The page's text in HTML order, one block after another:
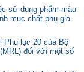
sử dụng phẩm màu
mục chất phụ gia
Phụ lục 20 của Bộ
đối với một số